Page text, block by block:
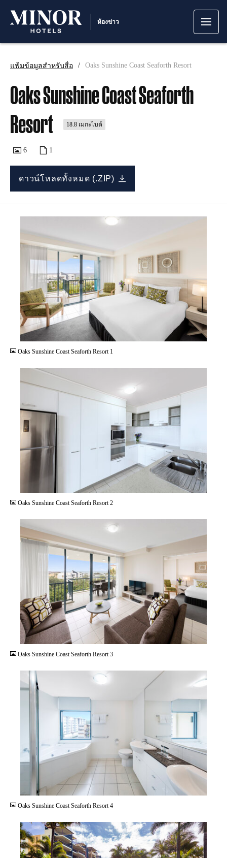
ห้องข่าว
แฟ้มข้อมูลสำหรับสื่อ Oaks Sunshine Coast Seaforth Resort
Oaks Sunshine Coast Seaforth
Resort
18.8 เมกะไบต์
6 1
ดาวน์โหลดทั้งหมด (.ZIP)
JPG
Oaks Sunshine Coast Seaforth Resort 1
Oaks Sunshine Coast Seaforth Resort 2
JPG
Oaks Sunshine Coast Seaforth Resort 3
Oaks Sunshine Coast Seaforth Resort 4